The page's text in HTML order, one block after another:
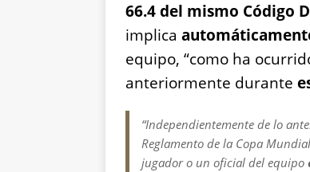
66.4 del mismo Código
implica
equipo, “como ha
anteriormente durante
“Independientemente de lo
Reglamento de la Copa
jugador o un oficial del equipo